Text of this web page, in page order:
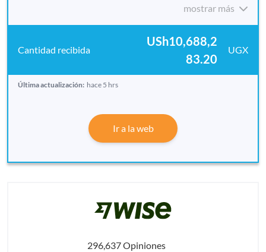
mostrar más
USh10,688,2
83.20
UGX
Última actualización: hace 5 hrs
Ir a la web
296,637 Opiniones